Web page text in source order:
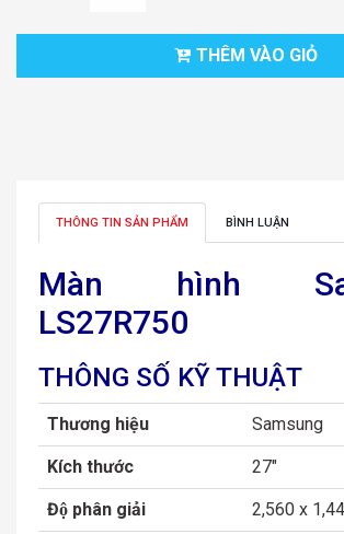
THÊM VÀO GIỎ
THÔNG TIN SẢN PHẨM BÌNH LUẬN
Màn hình
LS27R750
THÔNG SỐ KỸ THUẬT
Thương hiệu Samsung
Kích thước 27″
Độ phân giải 2,560 x